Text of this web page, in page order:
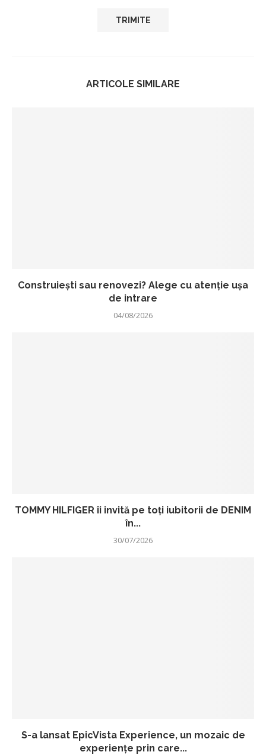
ARTICOLE SIMILARE
Construiești sau renovezi? Alege cu atenție ușa
de intrare
04/08/2026
TOMMY HILFIGER îi invită pe toți iubitorii de DENIM
în...
30/07/2026
S-a lansat EpicVista Experience, un mozaic de
experiențe prin care...